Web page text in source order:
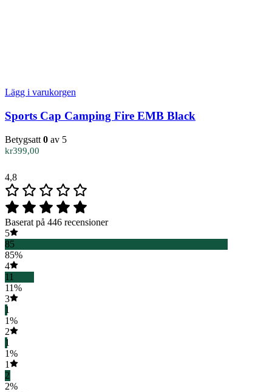
Lägg i varukorgen
Sports Cap Camping Fire EMB Black
Betygsatt 0 av 5
kr399,00
4,8
Baserat på 446 recensioner
5
85
85%
4
11
11%
3
1
1%
2
1
1%
1
2
2%